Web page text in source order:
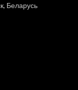
Беларусь